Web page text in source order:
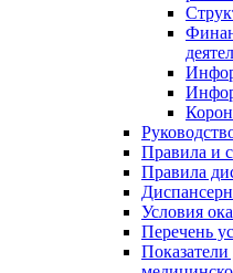
Правила и
Правила
Условия
Перечень
Показатели